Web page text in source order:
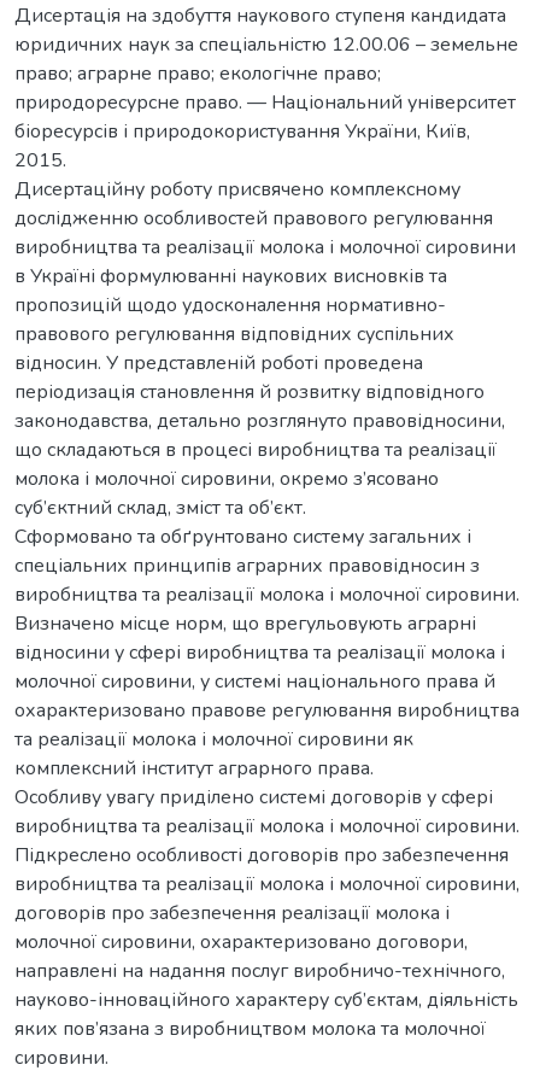
Дисертація на здобуття наукового ступеня кандидата
юридичних наук за спеціальністю 12.00.06 – земельне
право; аграрне право; екологічне право;
природоресурсне право. — Національний університет
біоресурсів і природокористування України, Київ,
2015.
Дисертаційну роботу присвячено комплексному
дослідженню особливостей правового регулювання
виробництва та реалізації молока і молочної сировини
в Україні формулюванні наукових висновків та
пропозицій щодо удосконалення нормативно-
правового регулювання відповідних суспільних
відносин. У представленій роботі проведена
періодизація становлення й розвитку відповідного
законодавства, детально розглянуто правовідносини,
що складаються в процесі виробництва та реалізації
молока і молочної сировини, окремо з’ясовано
суб’єктний склад, зміст та об’єкт.
Сформовано та обґрунтовано систему загальних і
спеціальних принципів аграрних правовідносин з
виробництва та реалізації молока і молочної сировини.
Визначено місце норм, що врегульовують аграрні
відносини у сфері виробництва та реалізації молока і
молочної сировини, у системі національного права й
охарактеризовано правове регулювання виробництва
та реалізації молока і молочної сировини як
комплексний інститут аграрного права.
Особливу увагу приділено системі договорів у сфері
виробництва та реалізації молока і молочної сировини.
Підкреслено особливості договорів про забезпечення
виробництва та реалізації молока і молочної сировини,
договорів про забезпечення реалізації молока і
молочної сировини, охарактеризовано договори,
направлені на надання послуг виробничо-технічного,
науково-інноваційного характеру суб’єктам, діяльність
яких пов’язана з виробництвом молока та молочної
сировини.